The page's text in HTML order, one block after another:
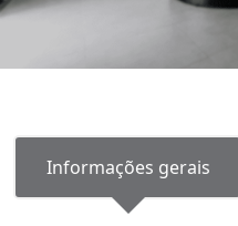
Informações gerais